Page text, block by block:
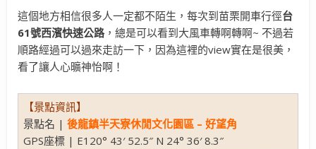
這個地方相信很多人一定都不陌生，每次到苗栗開車行徑台
61號西濱快速公路，總是可以看到大風車轉啊轉啊~ 不過若
順路經過可以過來走訪一下，因為這裡的view實在是很美，
看了讓人心曠神怡啊！
【景點資訊】
景點名 | 後龍鎮半天寮休閒文化園區 – 好望角
GPS座標 | E120° 43′ 52.5″ N 24° 36′ 8.3″